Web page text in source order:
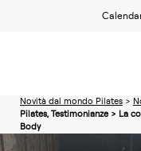
Novità dal mondo Pilates >
Pilates, Testimonianze > La
Body